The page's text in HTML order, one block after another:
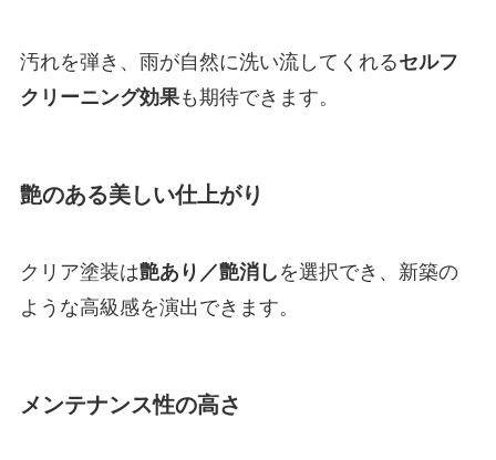
汚れを弾き、雨が自然に洗い流してくれるセルフ
クリーニング効果も期待できます。
艶のある美しい仕上がり
クリア塗装は艶あり／艶消し を選択でき、新築の
ような高級感を演出できます。
メンテナンス性の高さ